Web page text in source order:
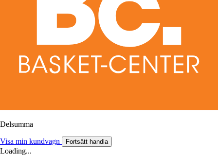
Delsumma
Visa min kundvagn Fortsätt handla
Loading...